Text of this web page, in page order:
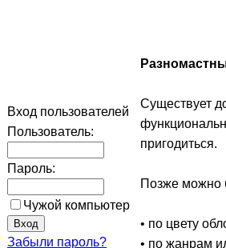
Вход пользователей
Пользователь:
Пароль:
Чужой компьютер
Забыли пароль?
Существует
пригодиться.
Позже можно
• по цвету
• по жанрам